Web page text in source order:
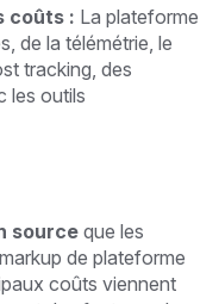
coûts : La plateforme
de la télémétrie, le
tracking, des
les outils
source que les
de plateforme
coûts viennent